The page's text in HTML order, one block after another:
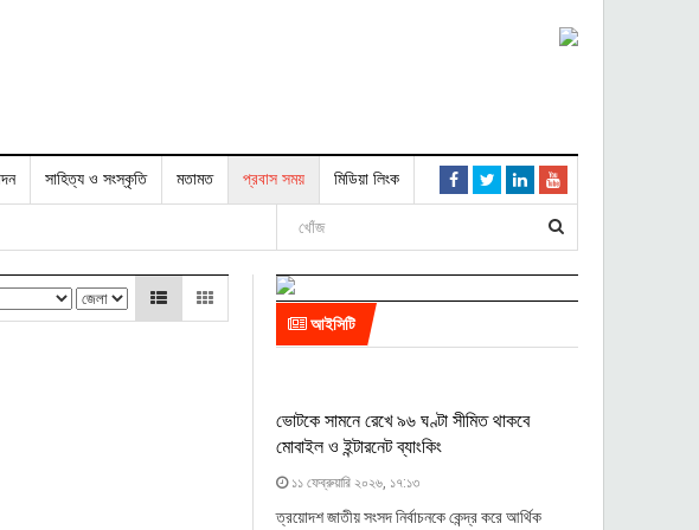
সাহিত্য ও সংস্কৃতি মতামত প্রবাস সময় মিডিয়া লিংক
আইসিটি
ভোটকে সামনে রেখে ৯৬ ঘণ্টা সীমিত থাকবে
মোবাইল ও ইন্টারনেট ব্যাংকিং
১১ ফেব্রুয়ারি ২০২৬, ১৭:১৩
ত্রয়োদশ জাতীয় সংসদ নির্বাচনকে কেন্দ্র করে আর্থিক